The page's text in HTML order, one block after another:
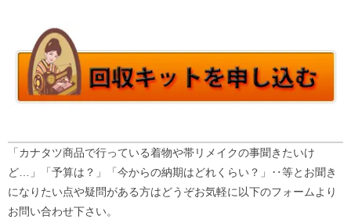
「カナタツ商品で行っている着物や帯リメイクの事聞きたいけ
ど…」「予算は？」「今からの納期はどれくらい？」‥等とお聞き
になりたい点や疑問がある方はどうぞお気軽に以下のフォームより
お問い合わせ下さい。